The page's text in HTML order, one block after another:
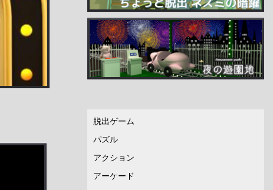
脱出ゲーム
パズル
アクション
アーケード